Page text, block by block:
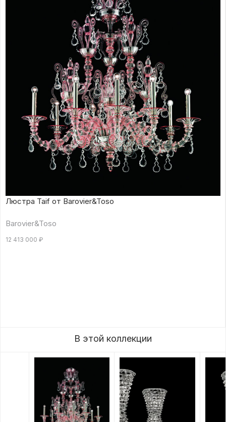
Люстра Taif от Barovier&Toso
Barovier&Toso
12 413 000 ₽
В этой коллекции